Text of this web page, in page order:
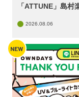
「ATTUNE」島村
2026.08.06
NEW